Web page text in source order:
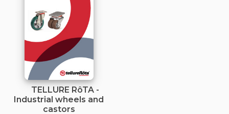
TELLURE RôTA -
Industrial wheels and
castors